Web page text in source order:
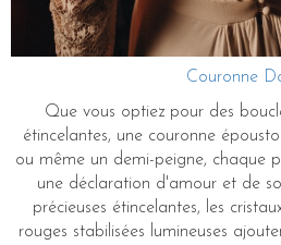
Couronne
Que vous optiez pour des
étincelantes, une couronne
ou même un demi-peigne, chaque
une déclaration d'amour et de
précieuses étincelantes, les
rouges stabilisées lumineuses